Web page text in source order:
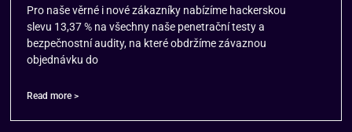
Pro naše věrné i nové zákazníky nabízíme hackerskou
slevu 13,37 % na všechny naše penetrační testy a
bezpečnostní audity, na které obdržíme závaznou
objednávku do
Read more >